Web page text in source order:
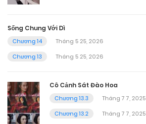
Sống Chung Với Dì
Chương 14
Tháng 5 25, 2026
Chương 13
Tháng 5 25, 2026
Cô Cảnh Sát Đào Hoa
Chương 13.3
Tháng 7 7, 2025
Chương 13.2
Tháng 7 7, 2025